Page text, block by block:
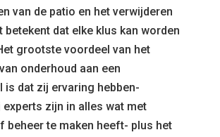
van de patio en het verwijderen
betekent dat elke klus kan worden
grootste voordeel van het
onderhoud aan een
dat zij ervaring hebben-
zijn in alles wat met
beheer te maken heeft- plus het